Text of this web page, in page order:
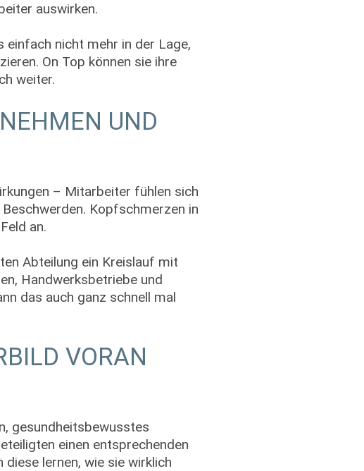
auswirken.
nicht mehr in der Lage,
On Top können sie ihre
weiter.
UND
– Mitarbeiter fühlen sich
Kopfschmerzen in
an.
Abteilung ein Kreislauf mit
Handwerksbetriebe und
das auch ganz schnell mal
VORAN
gesundheitsbewusstes
einen entsprechenden
lernen, wie sie wirklich